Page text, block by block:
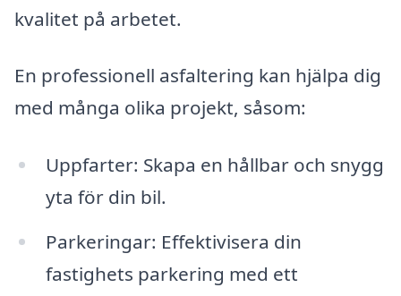
kvalitet på arbetet.
En professionell asfaltering kan hjälpa dig
med många olika projekt, såsom:
Uppfarter: Skapa en hållbar och snygg
yta för din bil.
Parkeringar: Effektivisera din
fastighets parkering med ett